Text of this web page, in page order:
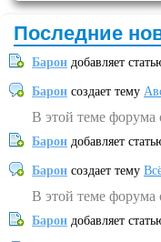
Последние
Барон добавляет
Барон создает тему
В этой теме форума
Барон добавляет
Барон создает тему
В этой теме форума
Барон добавляет